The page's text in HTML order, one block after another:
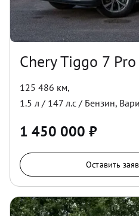
Chery Tiggo 7
125 486 км,
1.5 л / 147 л.с / Бензин,
1 450 000 ₽
Оставить